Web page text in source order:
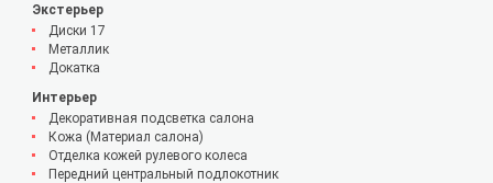
Экстерьер
Диски 17
Металлик
Докатка
Интерьер
Декоративная подсветка салона
Кожа (Материал салона)
Отделка кожей рулевого колеса
Передний центральный подлокотник